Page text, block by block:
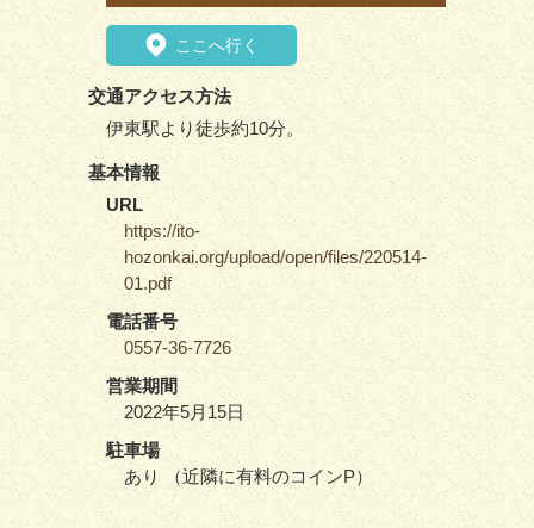
ここへ行く
交通アクセス方法
伊東駅より徒歩約10分。
基本情報
URL
https://ito-
hozonkai.org/upload/open/files/220514-
01.pdf
電話番号
0557-36-7726
営業期間
2022年5月15日
駐車場
あり （近隣に有料のコインP）